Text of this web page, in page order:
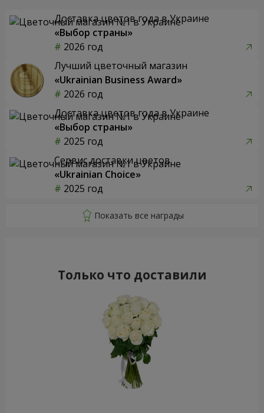
Доставка цветов года в Украине
«Выбор страны»
2026 год
Лучший цветочный магазин
«Ukrainian Business Award»
2026 год
Доставка цветов года в Украине
«Выбор страны»
2025 год
Сервис доставки цветов
«Ukrainian Choice»
2025 год
Только что доставили